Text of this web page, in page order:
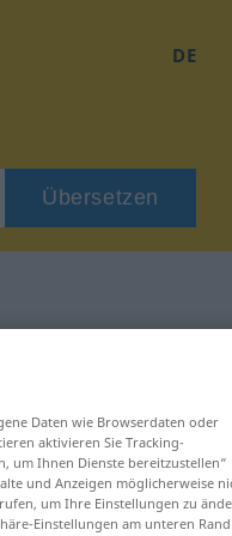
DE
Übersetzen
Daten wie Browserdaten oder
aktivieren Sie Tracking-
um Ihnen Dienste bereitzustellen“
und Anzeigen möglicherweise
um Ihre Einstellungen zu
Einstellungen am unteren